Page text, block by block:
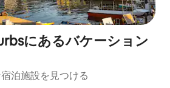
にあるバケーション
泊施設を見つける